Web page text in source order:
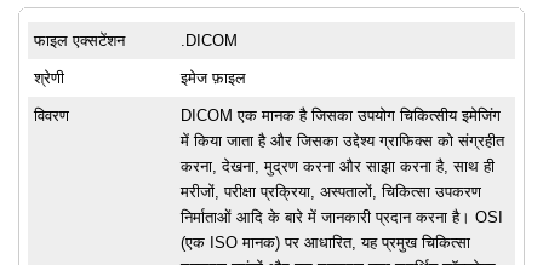
फाइल एक्सटेंशन .DICOM
श्रेणी इमेज फ़ाइल
विवरण
DICOM एक मानक है जिसका उपयोग चिकित्सीय इमेजिंग
में किया जाता है और जिसका उद्देश्य ग्राफिक्स को संग्रहीत
करना, देखना, मुद्रण करना और साझा करना है, साथ ही
मरीजों, परीक्षा प्रक्रिया, अस्पतालों, चिकित्सा उपकरण
निर्माताओं आदि के बारे में जानकारी प्रदान करना है। OSI
(एक ISO मानक) पर आधारित, यह प्रमुख चिकित्सा